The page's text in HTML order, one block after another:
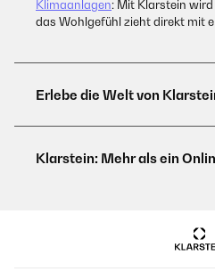
Klimaanlagen: Mit Klarstein wird
das Wohlgefühl zieht direkt mit